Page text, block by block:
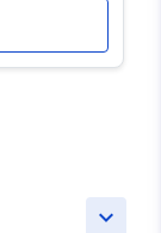
keyboard_arrow_down